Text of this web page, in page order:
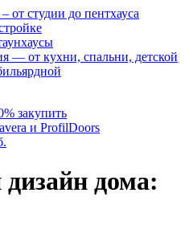
– от студии до пентхауса
— от кухни, спальни, детской
закупить
и ProfilDoors
дома: